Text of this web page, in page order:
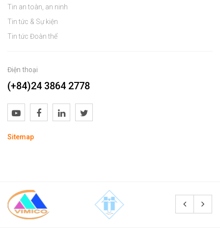
Tin an toàn, an ninh
Tin tức & Sự kiện
Tin tức Đoàn thể
Điện thoại
(+84)24 3864 2778
Sitemap